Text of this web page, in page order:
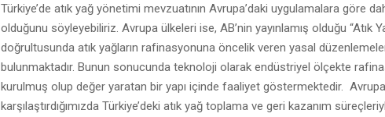
Türkiye’de atık yağ yönetimi mevzuatının Avrupa’daki uygulamalara göre
olduğunu söyleyebiliriz. Avrupa ülkeleri ise, AB’nin yayınlamış olduğu “Atık
doğrultusunda atık yağların rafinasyonuna öncelik veren yasal
bulunmaktadır. Bunun sonucunda teknoloji olarak endüstriyel ölçekte
kurulmuş olup değer yaratan bir yapı içinde faaliyet göstermektedir.
karşılaştırdığımızda Türkiye’deki atık yağ toplama ve geri kazanım